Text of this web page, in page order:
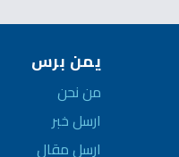
يمن برس
من نحن
ارسل خبر
ارسل مقال